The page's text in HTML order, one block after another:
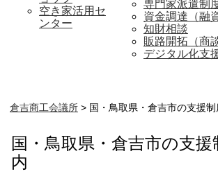
空き家活用セ
ンター
専門家派遣制
資金調達（融
知財相談
販路開拓（商
デジタル化支
倉吉商工会議所 > 国・鳥取県・倉吉市の支援
国・鳥取県・倉吉市の支
内